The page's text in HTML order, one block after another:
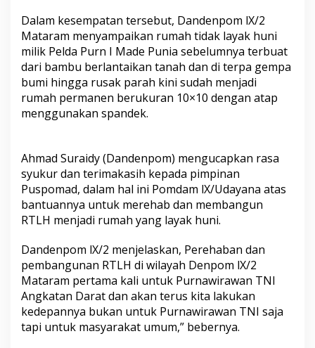
Dalam kesempatan tersebut, Dandenpom lX/2
Mataram menyampaikan rumah tidak layak huni
milik Pelda Purn I Made Punia sebelumnya terbuat
dari bambu berlantaikan tanah dan di terpa gempa
bumi hingga rusak parah kini sudah menjadi
rumah permanen berukuran 10×10 dengan atap
menggunakan spandek.
Ahmad Suraidy (Dandenpom) mengucapkan rasa
syukur dan terimakasih kepada pimpinan
Puspomad, dalam hal ini Pomdam lX/Udayana atas
bantuannya untuk merehab dan membangun
RTLH menjadi rumah yang layak huni.
Dandenpom lX/2 menjelaskan, Perehaban dan
pembangunan RTLH di wilayah Denpom lX/2
Mataram pertama kali untuk Purnawirawan TNI
Angkatan Darat dan akan terus kita lakukan
kedepannya bukan untuk Purnawirawan TNI saja
tapi untuk masyarakat umum,” bebernya.